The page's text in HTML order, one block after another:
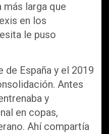
larga que
en los
le puso
de España y el 2019
Antes
y
en copas,
Ahí compartía